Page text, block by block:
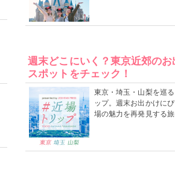
週末どこにいく？東京近郊のお
スポットをチェック！
東京・埼玉・山梨を巡る
ップ。週末お出かけに
場の魅力を再発見する旅